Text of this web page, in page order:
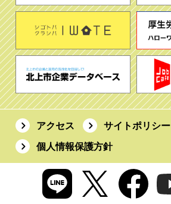
アクセス サイトポリシー
個人情報保護方針